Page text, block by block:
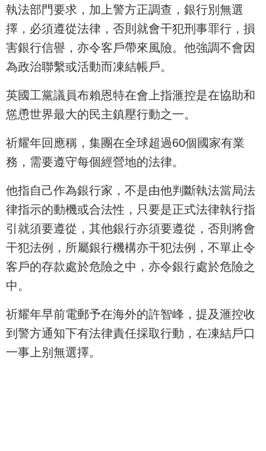
執法部門要求，加上警方正調查，銀行別無選
擇，必須遵從法律，否則就會干犯刑事罪行，損
害銀行信譽，亦令客戶帶來風險。他強調不會因
為政治聯繫或活動而凍結帳戶。
英國工黨議員布賴恩特在會上指滙控是在協助和
慫恿世界最大的民主鎮壓行動之一。
祈耀年回應稱，集團在全球超過60個國家有業
務，需要遵守每個經營地的法律。
他指自己作為銀行家，不是由他判斷執法當局法
律指示的動機或合法性，只要是正式法律執行指
引就須要遵從，其他銀行亦須要遵從，否則將會
干犯法例，所屬銀行機構亦干犯法例，不單止令
客戶的存款處於危險之中，亦令銀行處於危險之
中。
祈耀年早前電郵予在海外的許智峰，提及滙控收
到警方通知下有法律責任採取行動，在凍結戶口
一事上别無選擇。